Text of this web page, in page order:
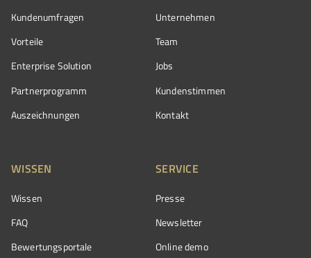
Kundenumfragen
Vorteile
Enterprise Solution
Partnerprogramm
Auszeichnungen
Unternehmen
Team
Jobs
Kundenstimmen
Kontakt
WISSEN
Wissen
FAQ
Bewertungsportale
SERVICE
Presse
Newsletter
Online demo